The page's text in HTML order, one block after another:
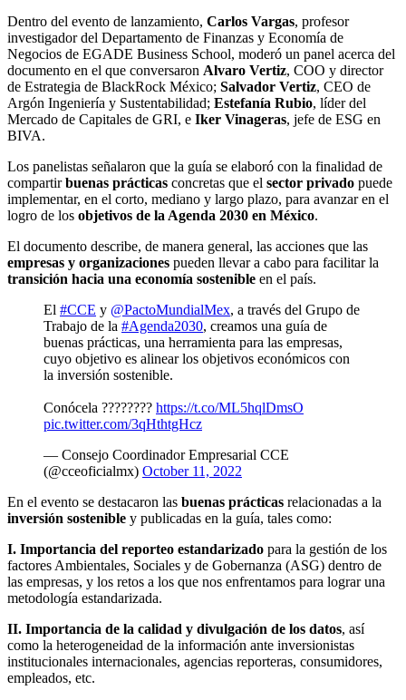
Dentro del evento de lanzamiento, Carlos Vargas, profesor
investigador del Departamento de Finanzas y Economía de
Negocios de EGADE Business School, moderó un panel acerca del
documento en el que conversaron Alvaro Vertiz, COO y director
de Estrategia de BlackRock México; Salvador Vertiz, CEO de
Argón Ingeniería y Sustentabilidad; Estefanía Rubio, líder del
Mercado de Capitales de GRI, e Iker Vinageras, jefe de ESG en
BIVA.
Los panelistas señalaron que la guía se elaboró con la finalidad de
compartirbuenas prácticas concretas que el sector privado puede
implementar, en el corto, mediano y largo plazo, para avanzar en el
logro de los objetivos de la Agenda 2030 en México.
El documento describe, de manera general, las acciones que las
empresas y organizaciones pueden llevar a cabo para facilitar la
transición hacia una economía sostenible en el país.
El #CCE y @PactoMundialMex, a través del Grupo de
Trabajo de la #Agenda2030, creamos una guía de
buenas prácticas, una herramienta para las empresas,
cuyo objetivo es alinear los objetivos económicos con
la inversión sostenible.
Conócela ???????? https://t.co/ML5hqlDmsO
pic.twitter.com/3qHthtgHcz
— Consejo Coordinador Empresarial CCE
(@cceoficialmx) October 11, 2022
En el evento se destacaron las buenas prácticas relacionadas a la
inversión sostenible y publicadas en la guía, tales como:
I. Importancia del reporteo estandarizado para la gestión de los
factores Ambientales, Sociales y de Gobernanza (ASG) dentro de
las empresas, y los retos a los que nos enfrentamos para lograr una
metodología estandarizada.
II. Importancia de la calidad y divulgación de los datos, así
como la heterogeneidad de la información ante inversionistas
institucionales internacionales, agencias reporteras, consumidores,
empleados, etc.